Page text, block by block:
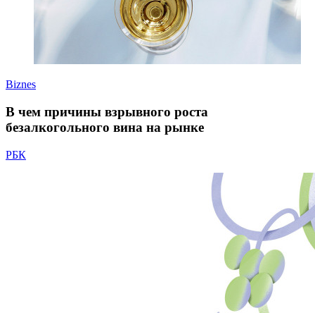
Biznes
В чем причины взрывного роста
безалкогольного вина на рынке
РБК